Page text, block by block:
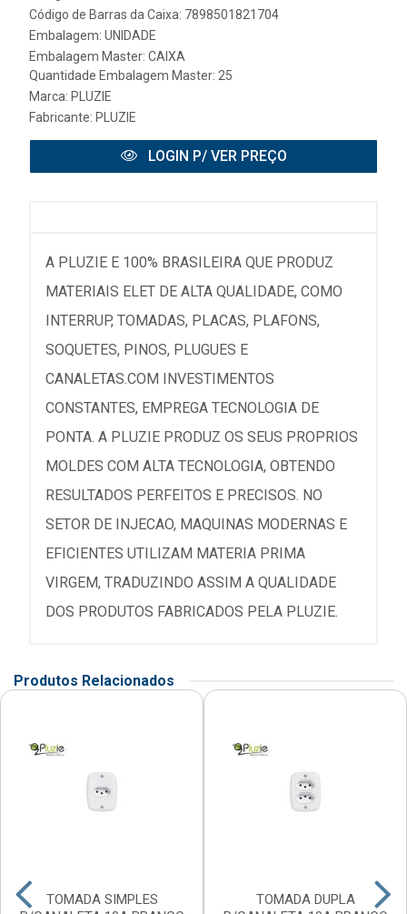
Código de Barras da Caixa: 7898501821704
Embalagem: UNIDADE
Embalagem Master: CAIXA
Quantidade Embalagem Master: 25
Marca: PLUZIE
Fabricante: PLUZIE
LOGIN P/ VER PREÇO
A PLUZIE E 100% BRASILEIRA QUE PRODUZ
MATERIAIS ELET DE ALTA QUALIDADE, COMO
INTERRUP, TOMADAS, PLACAS, PLAFONS,
SOQUETES, PINOS, PLUGUES E
CANALETAS.COM INVESTIMENTOS
CONSTANTES, EMPREGA TECNOLOGIA DE
PONTA. A PLUZIE PRODUZ OS SEUS PROPRIOS
MOLDES COM ALTA TECNOLOGIA, OBTENDO
RESULTADOS PERFEITOS E PRECISOS. NO
SETOR DE INJECAO, MAQUINAS MODERNAS E
EFICIENTES UTILIZAM MATERIA PRIMA
VIRGEM, TRADUZINDO ASSIM A QUALIDADE
DOS PRODUTOS FABRICADOS PELA PLUZIE.
Produtos Relacionados
TOMADA SIMPLES
TOMADA DUPLA